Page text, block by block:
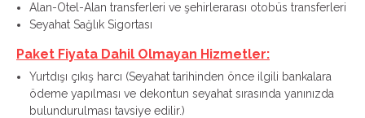
Alan-Otel-Alan transferleri ve şehirlerarası otobüs transferleri
Seyahat Sağlık Sigortası
Paket Fiyata Dahil Olmayan Hizmetler:
Yurtdışı çıkış harcı (Seyahat tarihinden önce ilgili bankalara
ödeme yapılması ve dekontun seyahat sırasında yanınızda
bulundurulması tavsiye edilir.)